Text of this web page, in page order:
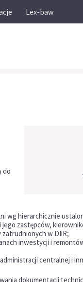
Lex-baw
do
wg hierarchicznie
zastępców,
w DIiR;
inwestycji i
centralnej i
dokumentacji